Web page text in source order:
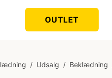
OUTLET
/ Udsalg / Beklædning